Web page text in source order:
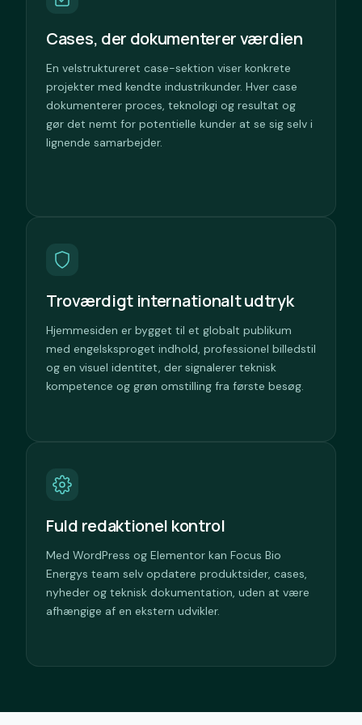
Cases, der dokumenterer værdien
En velstruktureret case-sektion viser konkrete
projekter med kendte industrikunder. Hver case
dokumenterer proces, teknologi og resultat og
gør det nemt for potentielle kunder at se sig selv i
lignende samarbejder.
Troværdigt internationalt udtryk
Hjemmesiden er bygget til et globalt publikum
med engelsksproget indhold, professionel billedstil
og en visuel identitet, der signalerer teknisk
kompetence og grøn omstilling fra første besøg.
Fuld redaktionel kontrol
Med WordPress og Elementor kan Focus Bio
Energys team selv opdatere produktsider, cases,
nyheder og teknisk dokumentation, uden at være
afhængige af en ekstern udvikler.